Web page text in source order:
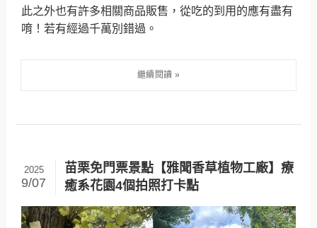
此之外也有許多相關商品販售，從吃的到用的應有盡有
唷！若有經過千萬別錯過。
苗栗免門票景點【雅聞香草植物工廠】療
癒系花園4個拍照打卡點
2025
9/07